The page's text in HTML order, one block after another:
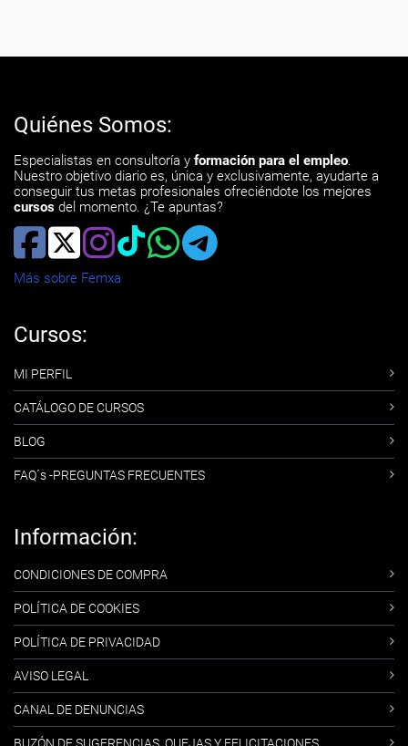
Quiénes Somos:
Especialistas en consultoría y formación para el empleo.
Nuestro objetivo diario es, única y exclusivamente, ayudarte a
conseguir tus metas profesionales ofreciéndote los mejores
cursos del momento. ¿Te apuntas?
Más sobre Femxa
Cursos:
MI PERFIL
CATÁLOGO DE CURSOS
BLOG
FAQ´s -PREGUNTAS FRECUENTES
Información:
CONDICIONES DE COMPRA
POLÍTICA DE COOKIES
POLÍTICA DE PRIVACIDAD
AVISO LEGAL
CANAL DE DENUNCIAS